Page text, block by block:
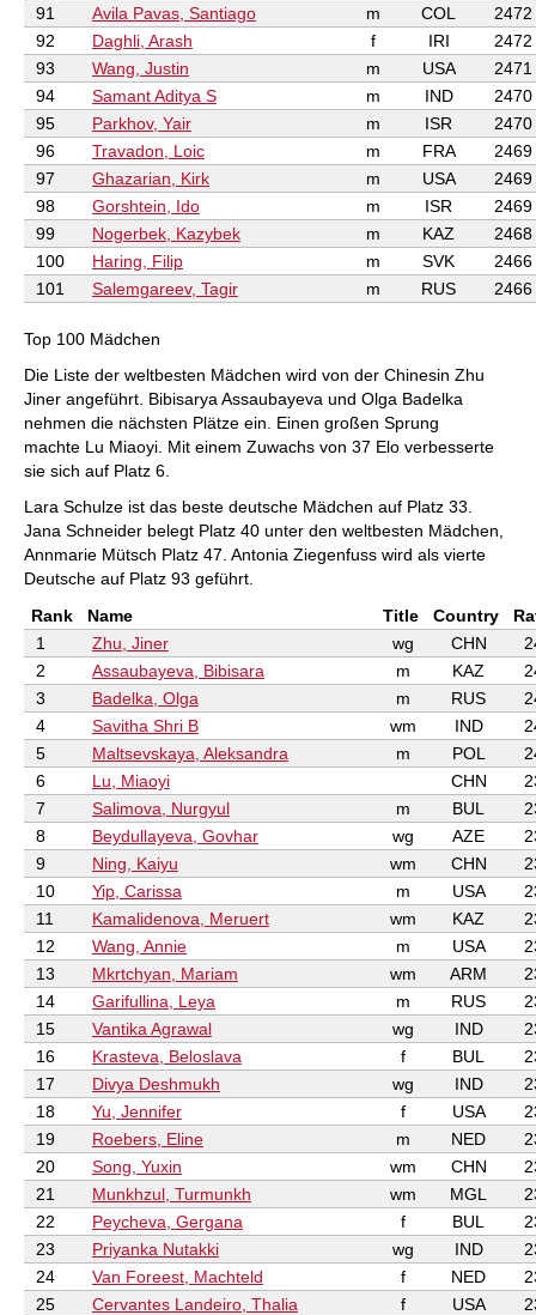
91
Avila Pavas, Santiago m COL
2472
92
Daghli, Arash f IRI
2472
93
Wang, Justin m USA
2471
94
Samant Aditya S m IND
2470
95
Parkhov, Yair m ISR
2470
96
Travadon, Loic m FRA
2469
97
Ghazarian, Kirk m USA
2469
98
Gorshtein, Ido m ISR
2469
99
Nogerbek, Kazybek m KAZ
2468
100
Haring, Filip m SVK
2466
101
Salemgareev, Tagir m RUS 2466
Top 100 Mädchen
Die Liste der weltbesten Mädchen wird von der Chinesin Zhu
Jiner angeführt. Bibisarya Assaubayeva und Olga Badelka
nehmen die nächsten Plätze ein. Einen großen Sprung
machte Lu Miaoyi. Mit einem Zuwachs von 37 Elo verbesserte
sie sich auf Platz 6.
Lara Schulze ist das beste deutsche Mädchen auf Platz 33.
Jana Schneider belegt Platz 40 unter den weltbesten Mädchen,
Annmarie Mütsch Platz 47. Antonia Ziegenfuss wird als vierte
Deutsche auf Platz 93 geführt.
Rank
Name Title Country
1
Zhu, Jiner wg CHN
2
Assaubayeva, Bibisara m KAZ
3
Badelka, Olga m RUS
4
Savitha Shri B wm IND
5
Maltsevskaya, Aleksandra m POL
6
Lu, Miaoyi CHN
7
Salimova, Nurgyul m BUL
8
Beydullayeva, Govhar wg AZE
9
Ning, Kaiyu wm CHN
10
Yip, Carissa m USA
11
Kamalidenova, Meruert wm KAZ
12
Wang, Annie m USA
13
Mkrtchyan, Mariam wm ARM
14
Garifullina, Leya m RUS
15
Vantika Agrawal wg IND
16
Krasteva, Beloslava f BUL
17
Divya Deshmukh wg IND
18
Yu, Jennifer f USA
19
Roebers, Eline m NED
20
Song, Yuxin wm CHN
21
Munkhzul, Turmunkh wm MGL
22
Peycheva, Gergana f BUL
23
Priyanka Nutakki wg IND
24
Van Foreest, Machteld f NED
25
Cervantes Landeiro, Thalia f USA